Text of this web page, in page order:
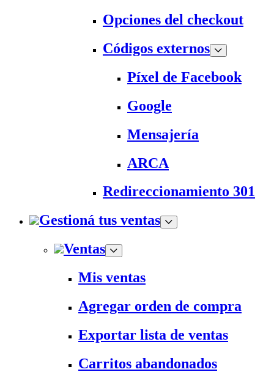
Opciones del checkout
Códigos externos
Píxel de Facebook
Google
Mensajería
ARCA
Redireccionamiento 301
Gestioná tus ventas
Ventas
Mis ventas
Agregar orden de compra
Exportar lista de ventas
Carritos abandonados